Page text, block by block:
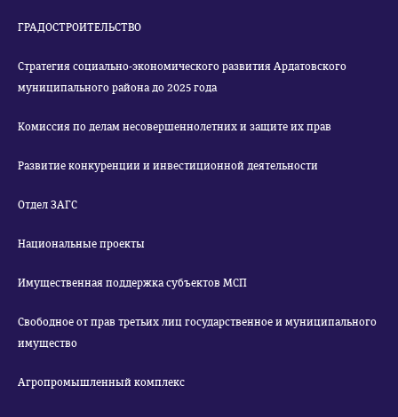
ГРАДОСТРОИТЕЛЬСТВО
Стратегия социально-экономического развития Ардатовского
муниципального района до 2025 года
Комиссия по делам несовершеннолетних и защите их прав
Развитие конкуренции и инвестиционной деятельности
Отдел ЗАГС
Национальные проекты
Имущественная поддержка субъектов МСП
Свободное от прав третьих лиц государственное и муниципального
имущество
Агропромышленный комплекс